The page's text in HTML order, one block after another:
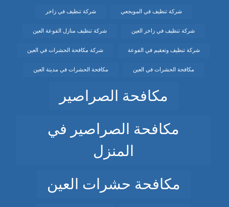
شركة تنظيف في المويجعي شركة تنظيف في زاخر
شركة تنظيف في زاخر العين شركة تنظيف منازل الفوعة العين
شركة تنظيف وتعقيم في الفوعة شركة مكافحة الحشرات في العين
مكافحة الحشرات في العين مكافحة الحشرات في مدينة العين
مكافحة الصراصير
مكافحة الصراصير في
المنزل
مكافحة حشرات العين